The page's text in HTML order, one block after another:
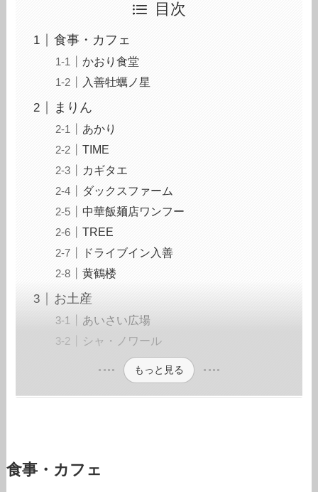
目次
食事・カフェ
かおり食堂
入善牡蠣ノ星
まりん
あかり
TIME
カギタエ
ダックスファーム
中華飯麺店ワンフー
TREE
ドライブイン入善
黄鶴楼
お土産
あいさい広場
シャ・ノワール
もっと見る
食事・カフェ